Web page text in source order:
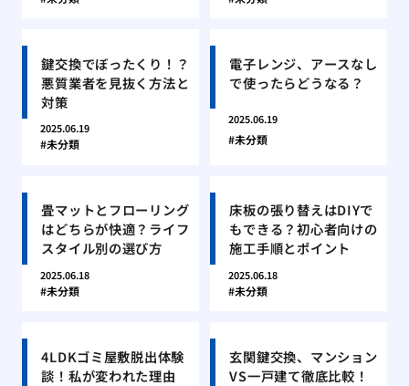
鍵交換でぼったくり！？
悪質業者を見抜く方法と
対策
2025.06.19
未分類
電子レンジ、アースなし
で使ったらどうなる？
2025.06.19
未分類
畳マットとフローリング
はどちらが快適？ライフ
スタイル別の選び方
2025.06.18
未分類
床板の張り替えはDIYで
もできる？初心者向けの
施工手順とポイント
2025.06.18
未分類
4LDKゴミ屋敷脱出体験
談！私が変われた理由
玄関鍵交換、マンション
VS一戸建て徹底比較！